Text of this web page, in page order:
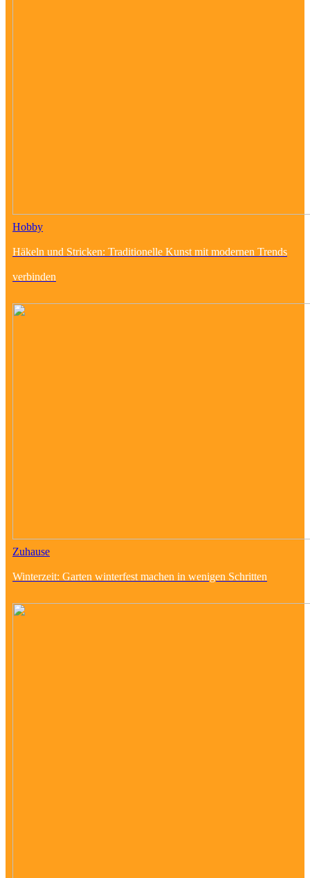
Hobby
Häkeln und Stricken: Traditionelle Kunst mit modernen Trends
verbinden
Zuhause
Winterzeit: Garten winterfest machen in wenigen Schritten